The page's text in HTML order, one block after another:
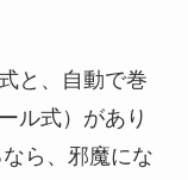
と、自動で巻
ル式）があり
ら、邪魔にな